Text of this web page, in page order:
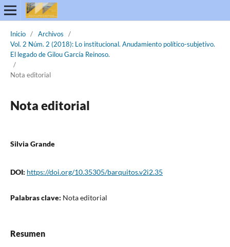
Inicio / Archivos
/
Vol. 2 Núm. 2 (2018): Lo institucional. Anudamiento político-subjetivo.
El legado de Gilou García Reinoso.
/
Nota editorial
Nota editorial
Silvia Grande
DOI: https://doi.org/10.35305/barquitos.v2i2.35
Palabras clave: Nota editorial
Resumen